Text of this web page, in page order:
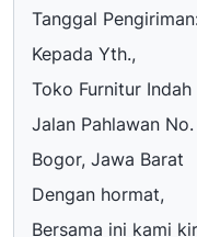
Tanggal
Kepada Yth.,
Toko Furnitur Indah
Jalan Pahlawan
Bogor, Jawa Barat
Dengan hormat,
Bersama ini kami